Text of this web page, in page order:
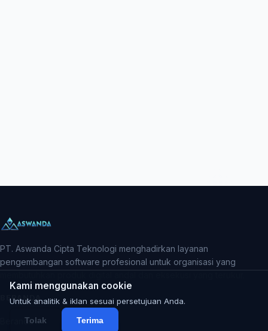
PT. Aswanda Cipta Teknologi menghadirkan layanan
pengembangan software profesional untuk organisasi yang
BERANDA
Beranda
Kami menggunakan cookie
Untuk analitik & iklan sesuai persetujuan Anda.
Tolak
Terima